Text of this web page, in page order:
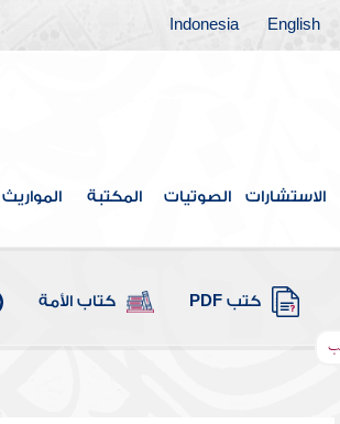
English
Indonesia
الاستشارات الصوتيات المكتبة المواريث
كتب PDF كتاب الأمة